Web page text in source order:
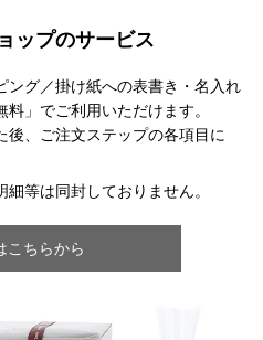
ップのサービス
ング／掛け紙への表書き・名入れ
」でご利用いただけます。
後、ご注文ステップの各項目に
等は同封しておりません。
こちらから